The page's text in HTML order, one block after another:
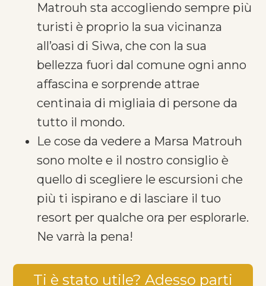
Matrouh sta accogliendo sempre più
turisti è proprio la sua vicinanza
all’oasi di Siwa, che con la sua
bellezza fuori dal comune ogni anno
affascina e sorprende attrae
centinaia di migliaia di persone da
tutto il mondo.
Le cose da vedere a Marsa Matrouh
sono molte e il nostro consiglio è
quello di scegliere le escursioni che
più ti ispirano e di lasciare il tuo
resort per qualche ora per esplorarle.
Ne varrà la pena!
Ti è stato utile? Adesso parti